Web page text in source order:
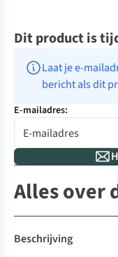
Dit product is
Laat je e-
bericht als dit
E-mailadres:
Alles over
Beschrijving